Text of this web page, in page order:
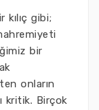
gibi;
bir
onların
kritik. Birçok